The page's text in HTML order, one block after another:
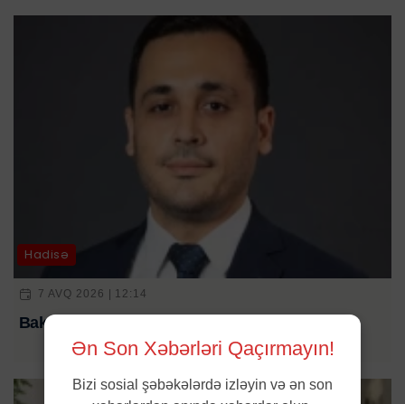
Hadisə
7 AVQ 2026 | 12:14
Bakıda gənc bankir evində ölü tapıldı
Ən Son Xəbərləri Qaçırmayın!
Bizi sosial şəbəkələrdə izləyin və ən son